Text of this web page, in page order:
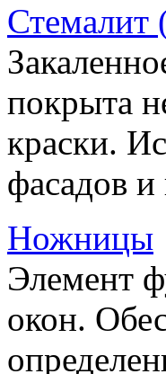
Стемалит
покрыта
краски.
фасадов
Ножницы
Элемент
окон.